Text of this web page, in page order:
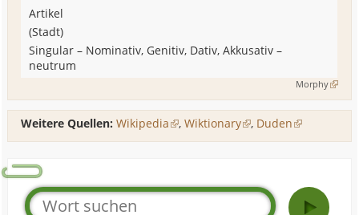
Artikel
(Stadt)
Singular – Nominativ, Genitiv, Dativ, Akkusativ –
neutrum
Morphy
Weitere Quellen: Wikipedia ,Wiktionary , Duden